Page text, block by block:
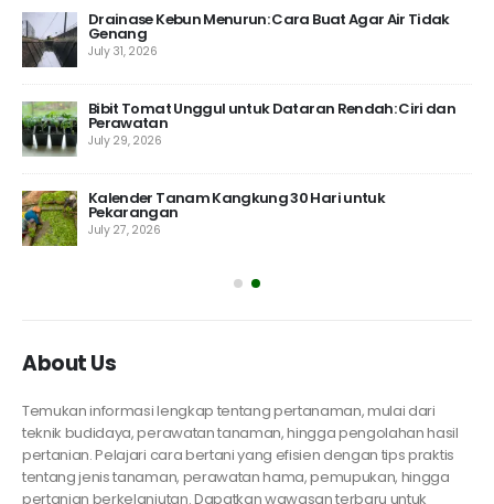
Drainase Kebun Menurun: Cara Buat Agar Air Tidak
Genang
July 31, 2026
Bibit Tomat Unggul untuk Dataran Rendah: Ciri dan
Perawatan
July 29, 2026
Kalender Tanam Kangkung 30 Hari untuk
Pekarangan
July 27, 2026
About Us
Temukan informasi lengkap tentang pertanaman, mulai dari
teknik budidaya, perawatan tanaman, hingga pengolahan hasil
pertanian. Pelajari cara bertani yang efisien dengan tips praktis
tentang jenis tanaman, perawatan hama, pemupukan, hingga
pertanian berkelanjutan. Dapatkan wawasan terbaru untuk